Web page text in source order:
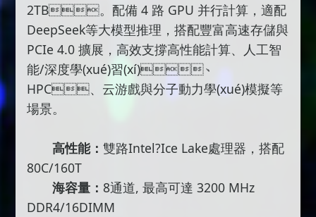
2TB。配備 4 路 GPU 并行計算，適配
DeepSeek等大模型推理，搭配豐富高速存儲與
PCIe 4.0 擴展，高效支撐高性能計算、人工智
能/深度學(xué)習(xí)、
HPC、云游戲與分子動力學(xué)模擬等
場景。
高性能： 雙路Intel?Ice Lake處理器，搭配
80C/160T
海容量： 8通道, 最高可達 3200 MHz
DDR4/16DIMM